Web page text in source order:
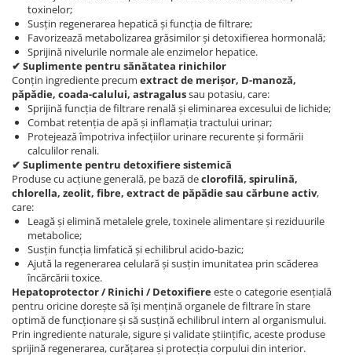
toxinelor;
Susțin regenerarea hepatică și funcția de filtrare;
Favorizează metabolizarea grăsimilor și detoxifierea hormonală;
Sprijină nivelurile normale ale enzimelor hepatice.
✔ Suplimente pentru sănătatea rinichilor
Conțin ingrediente precum extract de merișor, D-manoză,
păpădie, coada-calului, astragalussau potasiu, care:
Sprijină funcția de filtrare renală și eliminarea excesului de lichide;
Combat retenția de apă și inflamația tractului urinar;
Protejează împotriva infecțiilor urinare recurente și formării
calculilor renali.
✔ Suplimente pentru detoxifiere sistemică
Produse cu acțiune generală, pe bază declorofilă, spirulină,
chlorella, zeolit, fibre, extract de păpădie sau cărbune activ,
care:
Leagă și elimină metalele grele, toxinele alimentare și reziduurile
metabolice;
Susțin funcția limfatică și echilibrul acido-bazic;
Ajută la regenerarea celulară și susțin imunitatea prin scăderea
încărcării toxice.
Hepatoprotector / Rinichi / Detoxifiereeste o categorie esențială
pentru oricine dorește să își mențină organele de filtrare în stare
optimă de funcționare și să susțină echilibrul intern al organismului.
Prin ingrediente naturale, sigure și validate științific, aceste produse
sprijină regenerarea, curățarea și protecția corpului din interior.